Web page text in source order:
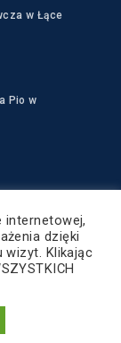
w Łące
Pio w
internetowej,
dzięki
wizyt. Klikając